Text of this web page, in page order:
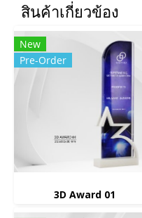
สินค้าเกี่ยวข้อง
New
Pre-Order
3D Award 01